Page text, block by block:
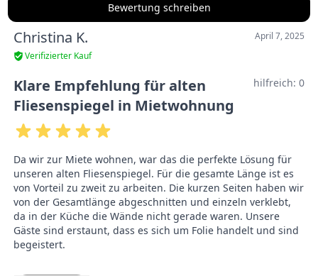
Bewertung schreiben
Christina K.
Verifizierter Kauf
April 7, 2025
Klare Empfehlung für alten
Fliesenspiegel in Mietwohnung
hilfreich: 0
Da wir zur Miete wohnen, war das die perfekte Lösung für
unseren alten Fliesenspiegel. Für die gesamte Länge ist es
von Vorteil zu zweit zu arbeiten. Die kurzen Seiten haben wir
von der Gesamtlänge abgeschnitten und einzeln verklebt,
da in der Küche die Wände nicht gerade waren. Unsere
Gäste sind erstaunt, dass es sich um Folie handelt und sind
begeistert.